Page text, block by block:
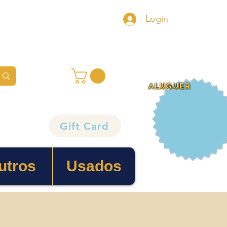
Login
ALUGUER
Gift Card
Usados